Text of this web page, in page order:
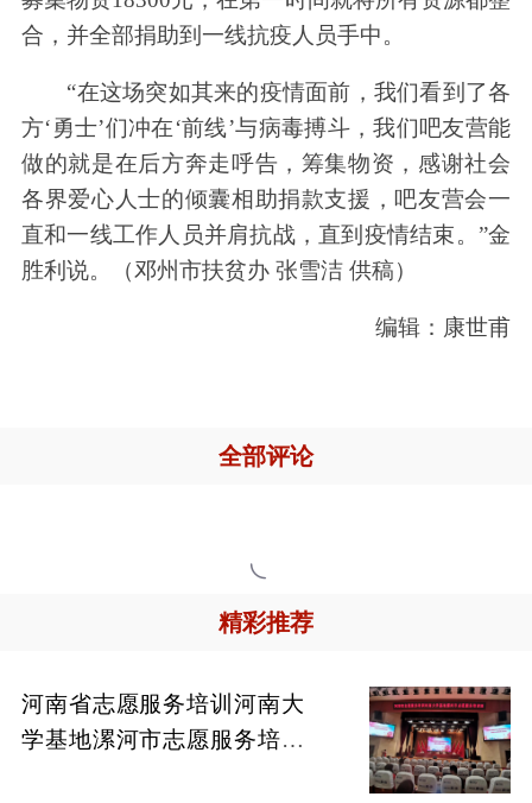
合，并全部捐助到一线抗疫人员手中。
“在这场突如其来的疫情面前，我们看到了各
方‘勇士’们冲在‘前线’与病毒搏斗，我们吧友营能
做的就是在后方奔走呼告，筹集物资，感谢社会
各界爱心人士的倾囊相助捐款支援，吧友营会一
直和一线工作人员并肩抗战，直到疫情结束。”金
胜利说。（邓州市扶贫办 张雪洁 供稿）
编辑：康世甫
全部评论

精彩推荐
河南省志愿服务培训河南大
学基地漯河市志愿服务培训